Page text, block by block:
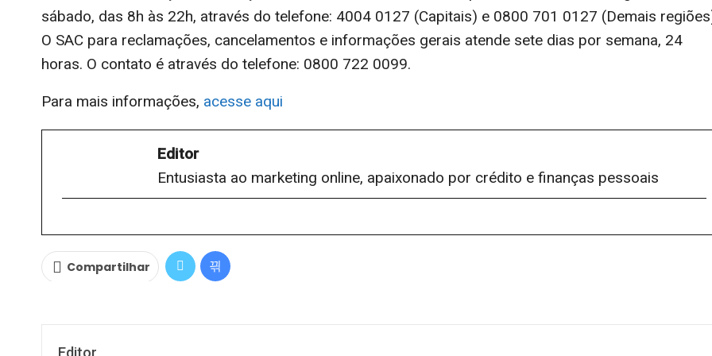
sábado, das 8h às 22h, através do telefone: 4004 0127 (Capitais) e 0800 701 0127 (Demais
O SAC para reclamações, cancelamentos e informações gerais atende sete dias por semana, 24
horas. O contato é através do telefone: 0800 722 0099.
Para mais informações, acesse aqui
Editor
Entusiasta ao marketing online, apaixonado por crédito e finanças pessoais
Compartilhar
Editor